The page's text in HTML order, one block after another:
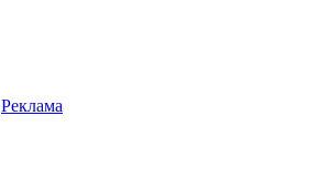
Реклама